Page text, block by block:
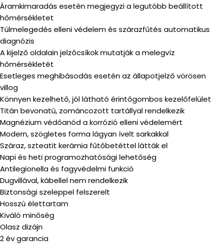
Áramkimaradás esetén megjegyzi a legutóbb beállított
hőmérsékletet
Túlmelegedés elleni védelem és szárazfűtés automatikus
diagnózis
A kijelző oldalain jelzőcsíkok mutatják a melegvíz
hőmérsékletét
Esetleges meghibásodás esetén az állapotjelző vörösen
villog
Könnyen kezelhető, jól látható érintőgombos kezelőfelület
Titán bevonatú, zománcozott tartállyal rendelkezik
Magnézium védőanód a korrózió elleni védelemért
Modern, szögletes forma lágyan ívelt sarkakkal
Száraz, szteatit kerámia fűtőbetéttel látták el
Napi és heti programozhatósági lehetőség
Antilegionella és fagyvédelmi funkció
Dugvillával, kábellel nem rendelkezik
Biztonsági szeleppel felszerelt
Hosszú élettartam
Kiváló minőség
Olasz dizájn
2 év garancia